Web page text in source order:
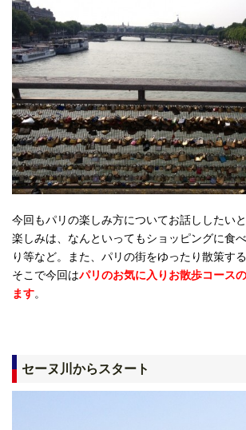
今回もパリの楽しみ方についてお話ししたい
楽しみは、なんといってもショッピングに食
り等など。また、パリの街をゆったり散策す
そこで今回はパリのお気に入りお散歩コース
ます。
セーヌ川からスタート